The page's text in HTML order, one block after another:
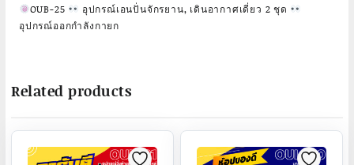
เอน
ปั่น
เดี่ยว
อุปกรณ์
OUB-25
อุปกรณ์เอนปั่นจักรยาน, เดินอากาศเดี่ยว 2 ชุด
อุปกรณ์ออกกำลังกายก
Related products